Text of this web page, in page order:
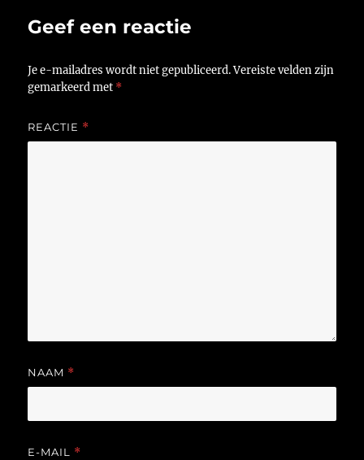
Geef een reactie
Je e-mailadres wordt niet gepubliceerd. Vereiste velden zijn
gemarkeerd met *
REACTIE *
NAAM *
E-MAIL *